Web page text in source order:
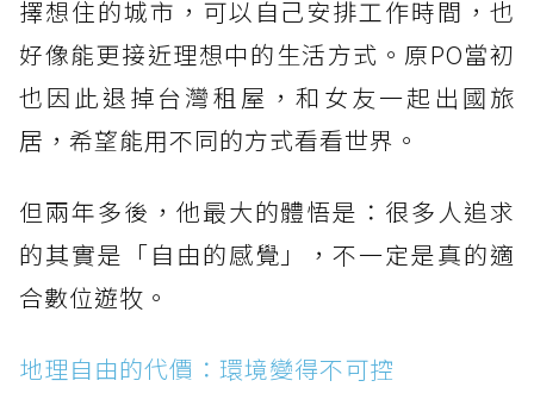
擇想住的城市，可以自己安排工作時間，也
好像能更接近理想中的生活方式。原PO當初
也因此退掉台灣租屋，和女友一起出國旅
居，希望能用不同的方式看看世界。
但兩年多後，他最大的體悟是：很多人追求
的其實是「自由的感覺」，不一定是真的適
合數位遊牧。
地理自由的代價：環境變得不可控